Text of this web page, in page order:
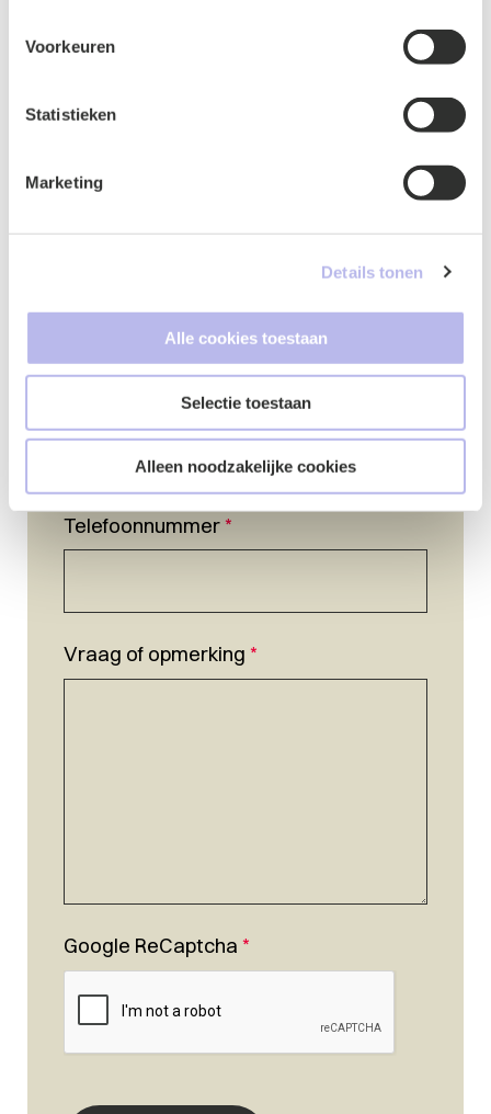
Voorkeuren
Statistieken
Marketing
Details tonen
Alle cookies toestaan
Selectie toestaan
Alleen noodzakelijke cookies
*
Telefoonnummer*
Vraag of opmerking *
Google ReCaptcha *